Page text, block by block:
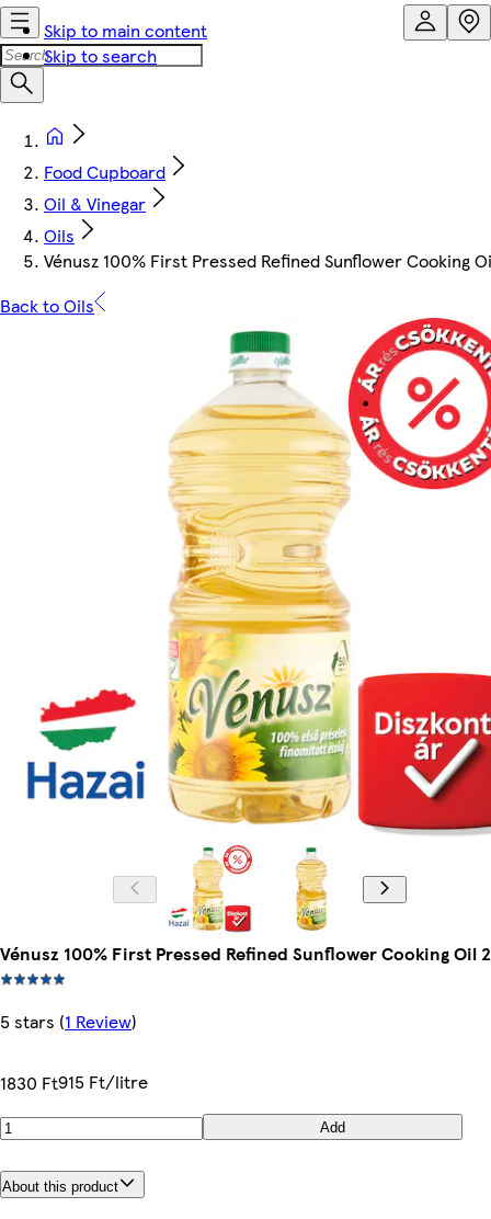
Skip to main content
Skip to search
Food Cupboard
Oil & Vinegar
Oils
Vénusz 100% First Pressed Refined Sunflower Cooking
Back to Oils
Vénusz 100% First Pressed Refined Sunflower Cooking Oil
5 stars (1 Review)
1830 Ft915 Ft/litre
Add
About this product